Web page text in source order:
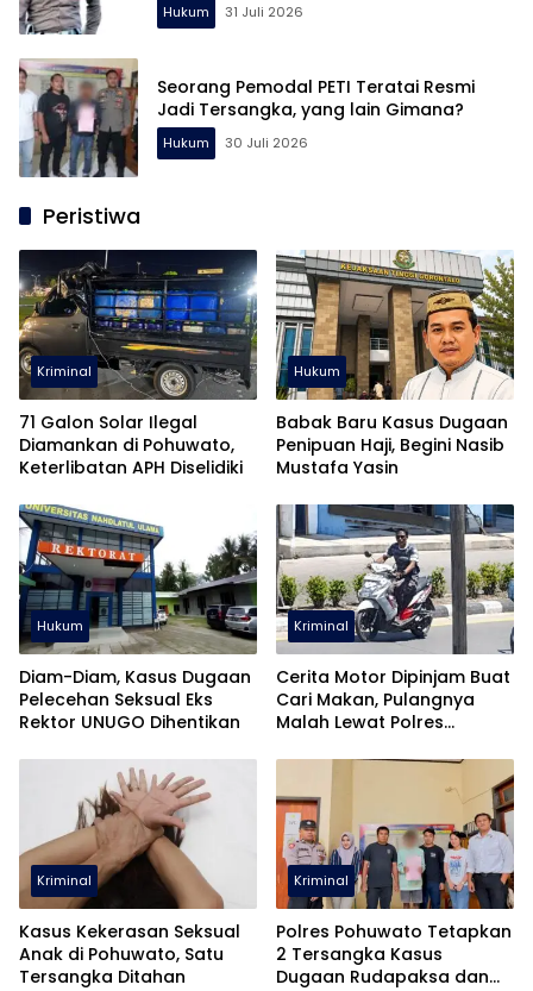
Hukum 31 Juli 2026
Seorang Pemodal PETI Teratai Resmi
Jadi Tersangka, yang lain Gimana?
Hukum 30 Juli 2026
Peristiwa
Kriminal
71 Galon Solar Ilegal
Diamankan di Pohuwato,
Keterlibatan APH Diselidiki
Hukum
Babak Baru Kasus Dugaan
Penipuan Haji, Begini Nasib
Mustafa Yasin
Hukum
Diam-Diam, Kasus Dugaan
Pelecehan Seksual Eks
Rektor UNUGO Dihentikan
Kriminal
Cerita Motor Dipinjam Buat
Cari Makan, Pulangnya
Malah Lewat Polres
Kriminal
Kasus Kekerasan Seksual
Anak di Pohuwato, Satu
Tersangka Ditahan
Kriminal
Polres Pohuwato Tetapkan
2 Tersangka Kasus
Dugaan Rudapaksa dan